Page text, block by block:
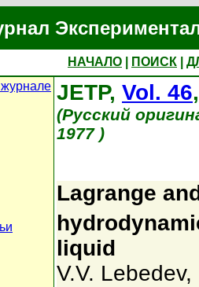
НАЧАЛО ПОИСК
JETP, Vol. 46
(Русский
1977 )
Lagrange
liquid
V.V. Lebedev,